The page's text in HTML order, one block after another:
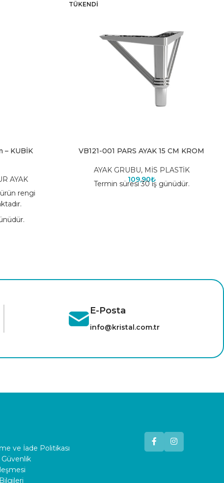
– KUBİK
AYAK
ürün rengi
TÜKENDI
VB121-001 PARS AYAK 15 CM KROM
AYAK GRUBU, MİS PLASTİK
109,90₺
Termin süresi 30 iş günüdür.
E-Posta
info@kristal.com.tr
ve İade Politikası
Güvenlik